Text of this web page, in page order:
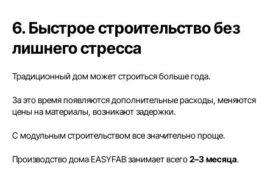
6. Быстрое строительство без
лишнего стресса
Традиционный дом может строиться больше года.
За это время появляются дополнительные расходы, меняются
цены на материалы, возникают задержки.
С модульным строительством все значительно проще.
Производство дома EASYFAB занимает всего2–3 месяца.